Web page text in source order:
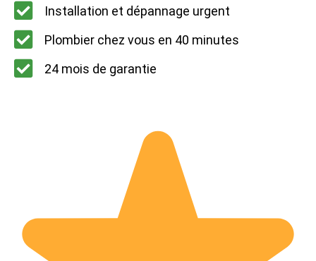
Installation et dépannage urgent
Plombier chez vous en 40 minutes
24 mois de garantie